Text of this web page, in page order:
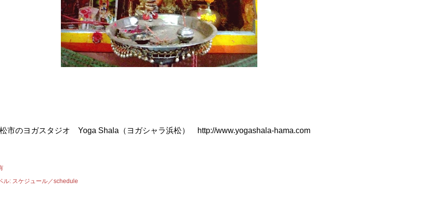
市のヨガスタジオ Yoga Shala（ヨガシャラ浜松） http://www.yogashala-hama.com
ル: スケジュール／schedule